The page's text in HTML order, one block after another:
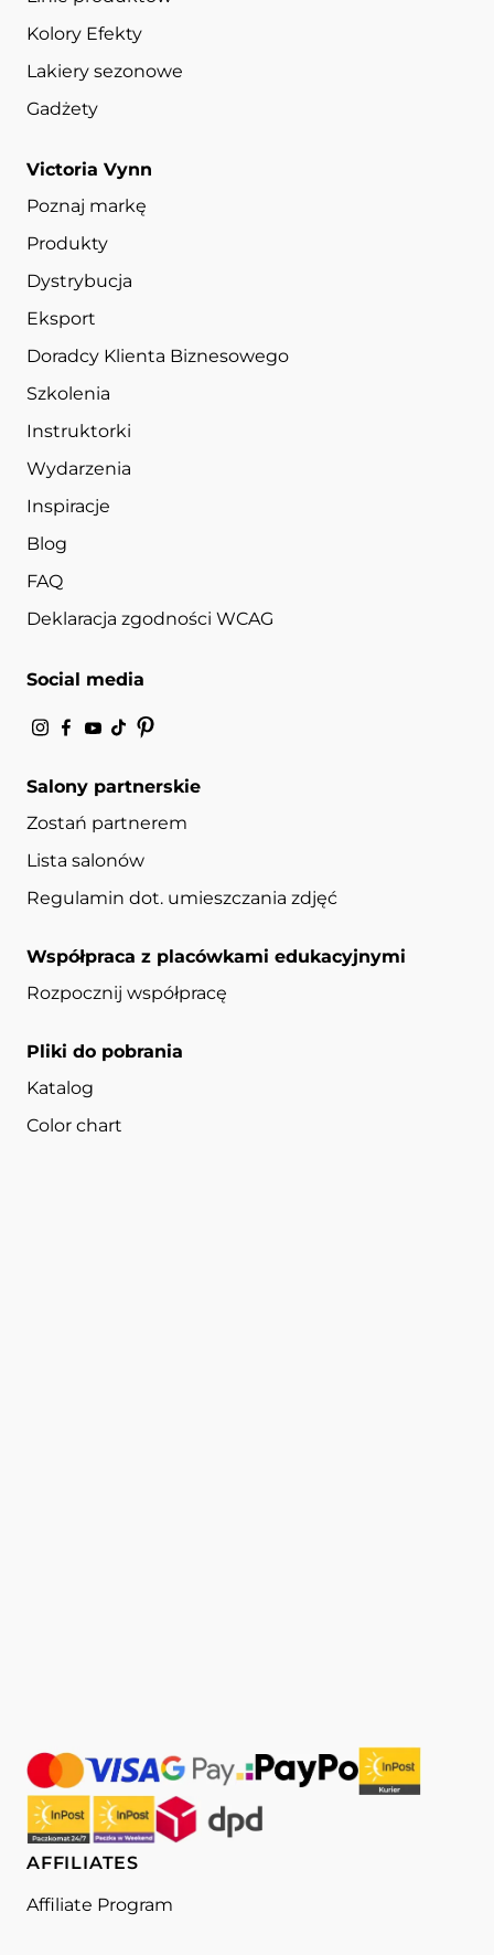
Kolory Efekty
Lakiery sezonowe
Gadżety
Victoria Vynn
Poznaj markę
Produkty
Dystrybucja
Eksport
Doradcy Klienta Biznesowego
Szkolenia
Instruktorki
Wydarzenia
Inspiracje
Blog
FAQ
Deklaracja zgodności WCAG
Social media
Salony partnerskie
Zostań partnerem
Lista salonów
Regulamin dot. umieszczania zdjęć
Współpraca z placówkami edukacyjnymi
Rozpocznij współpracę
Pliki do pobrania
Katalog
Color chart
AFFILIATES
Affiliate Program